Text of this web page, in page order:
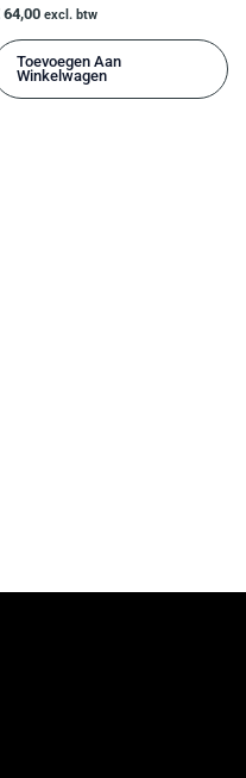
64,00 excl. btw
Toevoegen Aan
Winkelwagen